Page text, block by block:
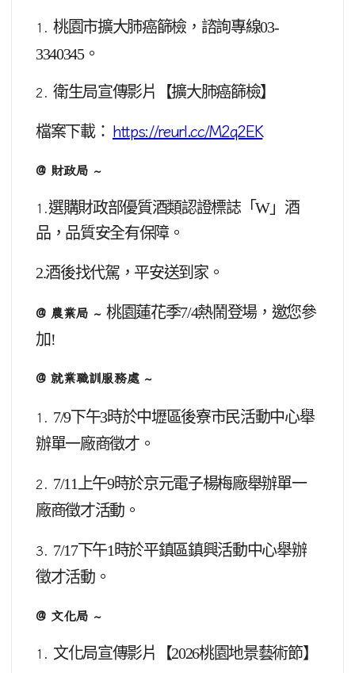
1. 桃園市擴大肺癌篩檢，諮詢專線03-
3340345。
2. 衛生局宣傳影片【擴大肺癌篩檢】
檔案下載： https://reurl.cc/M2q2EK
@ 財政局 ~
1.選購財政部優質酒類認證標誌「W」酒
品，品質安全有保障。
2.酒後找代駕，平安送到家。
@ 農業局 ~ 桃園蓮花季7/4熱鬧登場，邀您參
加!
@ 就業職訓服務處 ~
1. 7/9下午3時於中壢區後寮市民活動中心舉
辦單一廠商徵才。
2. 7/11 上午9時於京元電子楊梅廠舉辦單一
廠商徵才活動。
3. 7/17下午1時於平鎮區鎮興活動中心舉辦
徵才活動。
@ 文化局 ~
1. 文化局宣傳影片【2026桃園地景藝術節】